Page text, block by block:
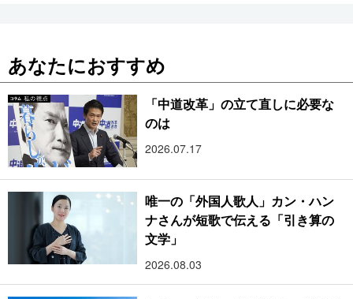
あなたにおすすめ
「中道改革」の立て直しに必要な
のは
2026.07.17
唯一の「外国人歌人」カン・ハン
ナさんが短歌で伝える「引き算の
文学」
2026.08.03